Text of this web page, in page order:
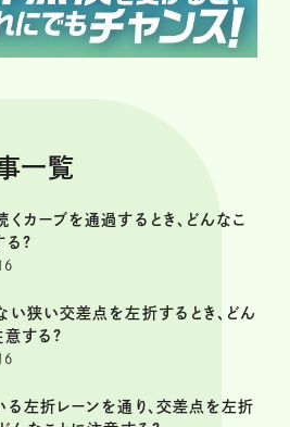
一覧
カーブを通過するとき、どんなこ
る?
い狭い交差点を左折するとき、どん
意する?
る左折レーンを通り、交差点を左折